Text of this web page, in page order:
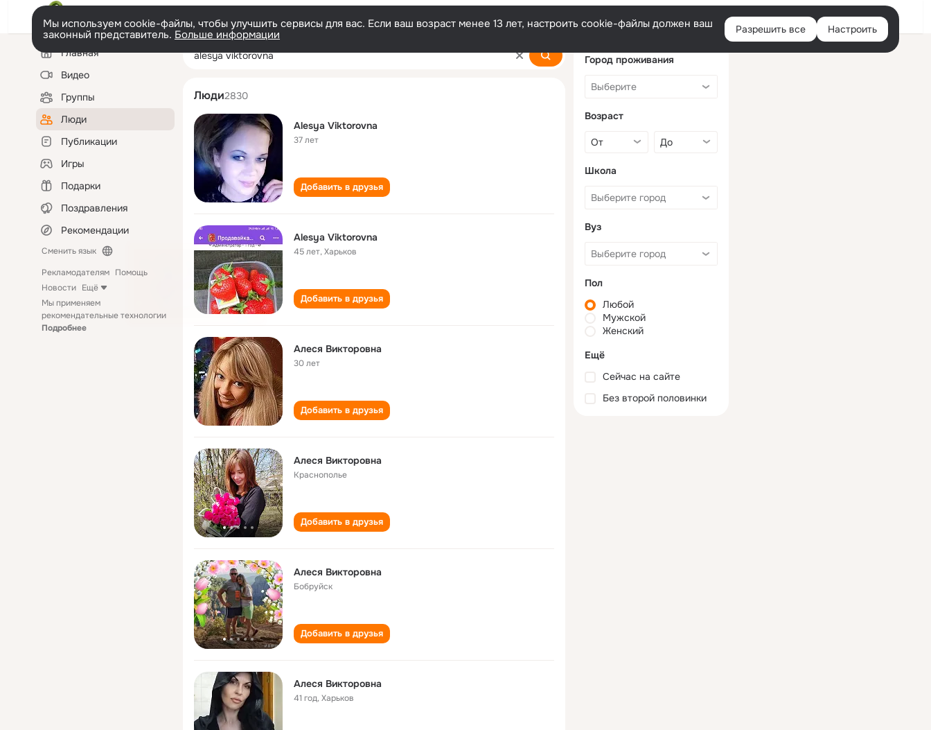
Войти
Мы используем cookie-файлы, чтобы улучшить сервисы для вас. Если ваш возраст менее 13 лет, настроить cookie-файлы должен ваш
законный представитель. Больше информации Разрешить все Настроить
Левая
колонкаГлавная
Видео
Группы
Люди
Публикации
Игры
Подарки
Поздравления
Рекомендации
Сменить язык
Рекламодателям Помощь
Новости Ещё
Мы применяем
рекомендательные технологии
Подробнее
alesya viktorovna
Люди2830
Alesya Viktorovna
37 лет
Добавить в друзья
Alesya Viktorovna
45 лет,Харьков
Добавить в друзья
Алеся Викторовна
30 лет
Добавить в друзья
Алеся Викторовна
Краснополье
Добавить в друзья
Алеся Викторовна
Бобруйск
Добавить в друзья
Алеся Викторовна
41 год,Харьков
Город проживания
Возраст
Школа
Вуз
Пол
Любой
Мужской
Женский
Ещё
Сейчас на сайте
Без второй половинки